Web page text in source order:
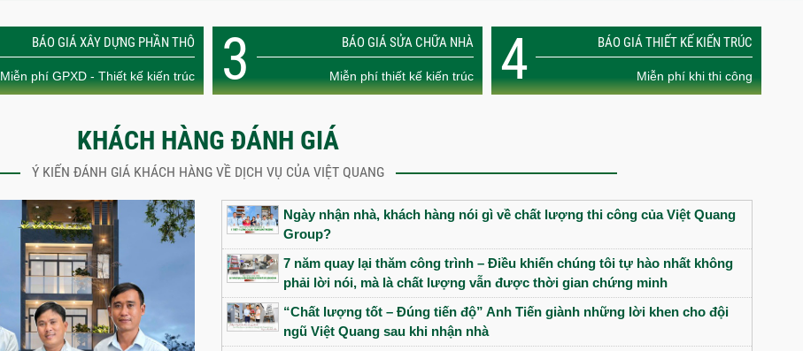
BÁO GIÁ XÂY DỰNG PHẦN THÔ
Miễn phí GPXD - Thiết kế kiến trúc 3 BÁO GIÁ SỬA CHỮA NHÀ
Miễn phí thiết kế kiến trúc 4 BÁO GIÁ THIẾT KẾ KIẾN TRÚC
Miễn phí khi thi công
KHÁCH HÀNG ĐÁNH GIÁ
Ý KIẾN ĐÁNH GIÁ KHÁCH HÀNG VỀ DỊCH VỤ CỦA VIỆT QUANG
Ngày nhận nhà, khách hàng nói gì về chất lượng thi công của Việt Quang
Group?
7 năm quay lại thăm công trình – Điều khiến chúng tôi tự hào nhất không
phải lời nói, mà là chất lượng vẫn được thời gian chứng minh
“Chất lượng tốt – Đúng tiến độ” Anh Tiến giành những lời khen cho đội
ngũ Việt Quang sau khi nhận nhà